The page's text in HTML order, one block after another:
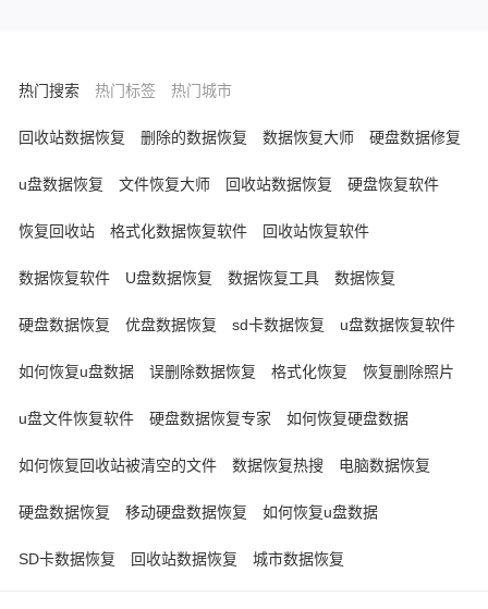
热门搜索 热门标签 热门城市
回收站数据恢复 删除的数据恢复 数据恢复大师 硬盘数据修复
u盘数据恢复 文件恢复大师 回收站数据恢复 硬盘恢复软件
恢复回收站 格式化数据恢复软件 回收站恢复软件
数据恢复软件 U盘数据恢复 数据恢复工具 数据恢复
硬盘数据恢复 优盘数据恢复 sd卡数据恢复 u盘数据恢复软件
如何恢复u盘数据 误删除数据恢复 格式化恢复 恢复删除照片
u盘文件恢复软件 硬盘数据恢复专家 如何恢复硬盘数据
如何恢复回收站被清空的文件 数据恢复热搜 电脑数据恢复
硬盘数据恢复 移动硬盘数据恢复 如何恢复u盘数据
SD卡数据恢复 回收站数据恢复 城市数据恢复